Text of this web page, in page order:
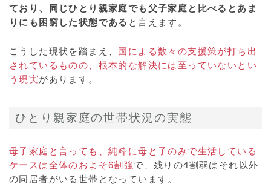
ており、同じひとり親家庭でも父子家庭と比べるとあま
りにも困窮した状態である と言えます。
こうした現状を踏まえ、 国による数々の支援策が打ち出
されているものの、根本的な解決には至っていないとい
う現実があります。
ひとり親家庭の世帯状況の実態
母子家庭と言っても、純粋に母と子のみで生活している
ケースは全体のおよそ6割強で、残りの4割弱はそれ以外
の同居者がいる世帯となっています。